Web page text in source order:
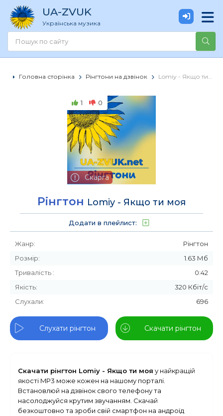
UA-ZVUK
Українська музика
Головна сторінка Рінгтони на дзвінок Lomiy - Якщо ти моя
1 0
Скарга
Рінгтон Lomiy - Якщо ти моя
Додати в плейлист:
Жанр:
Рінгтон
Розмір:
1.63 Мб
Тривалість :
0:42
Якість:
320 Кбіт/с
Слухали:
696
Слухати рінгтон Скачати рінгтон
Скачати рінгтон Lomiy - Якщо ти моя у найкращій
якості MP3 може кожен на нашому порталі.
Встановлюй на дзвінок свого телефону та
насолоджуйся крутим звучанням. Скачай
безкоштовно та зроби свій смартфон на андроїд